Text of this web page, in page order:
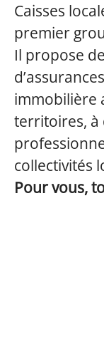
Caisses
premier
Il propose
immobilière
territoires, à
collectivités
Pour vous,